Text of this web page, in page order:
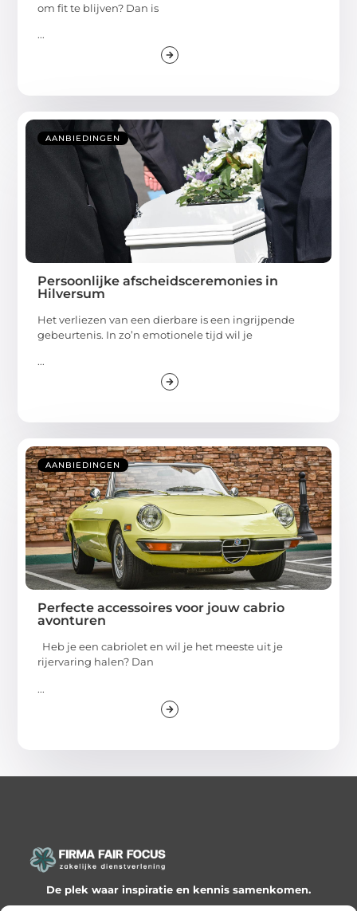
om fit te blijven? Dan is
...
AANBIEDINGEN
Persoonlijke afscheidsceremonies in
Hilversum
Het verliezen van een dierbare is een ingrijpende
gebeurtenis. In zo’n emotionele tijd wil je
...
AANBIEDINGEN
Perfecte accessoires voor jouw cabrio
avonturen
Heb je een cabriolet en wil je het meeste uit je
rijervaring halen? Dan
...
De plek waar inspiratie en kennis samenkomen.